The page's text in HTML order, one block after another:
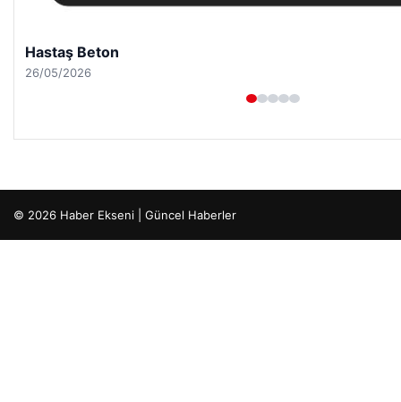
Enes Kaplan Avukatlık Bürosu
28/04/2026
© 2026 Haber Ekseni | Güncel Haberler